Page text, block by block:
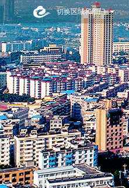
切换区域和部门